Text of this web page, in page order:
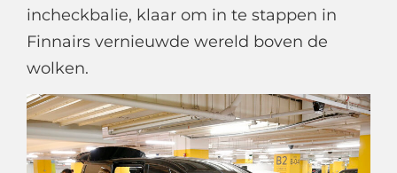
incheckbalie, klaar om in te stappen in
Finnairs vernieuwde wereld boven de
wolken.